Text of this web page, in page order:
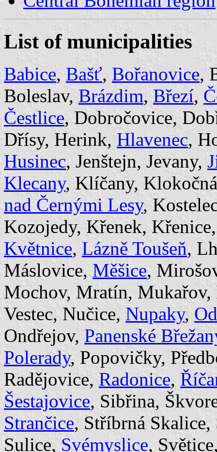
List of municipalities
Babice, Bašť, Bořanovice,
Boleslav, Brázdim, Březí,
Čestlice, Dobročovice,
Dřísy, Herink, Hlavenec,
Husinec, Jenštejn, Jevany,
Klecany, Klíčany,
nad Černými Lesy,
Kozojedy, Křenek,
Květnice, Lázně Toušeň,
Máslovice, Měšice,
Mochov, Mratín,
Vestec, Nučice, Nupaky,
Ondřejov, Panenské
Polerady, Popovičky,
Radějovice, Radonice,
Šestajovice, Sibřina,
Strančice, Stříbrná
Sulice, Svémyslice,